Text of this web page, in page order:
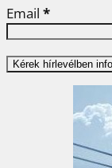
Email *